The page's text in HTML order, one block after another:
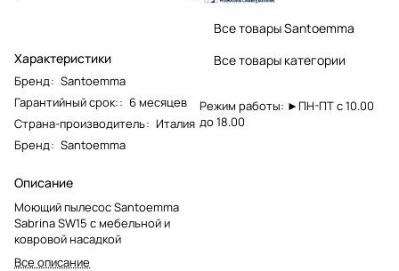
Характеристики
Бренд: Santoemma
Гарантийный срок:: 6 месяцев
Страна-производитель: Италия
Бренд: Santoemma
Описание
Моющий пылесос Santoemma
Sabrina SW15 с мебельной и
ковровой насадкой
Все описание
Все товары Santoemma
Все товары категории
Режим работы: ►ПН-ПТ с 10.00
до 18.00